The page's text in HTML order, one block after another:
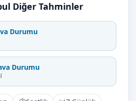
Diğer Tahminler
Durumu
Durumu